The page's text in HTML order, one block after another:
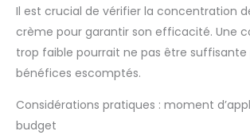
Il est crucial de vérifier la concentration
crème pour garantir son efficacité. Une
trop faible pourrait ne pas être suffisante
bénéfices escomptés.
Considérations pratiques : moment
budget